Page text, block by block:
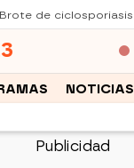
Brote de ciclosporiasis
3
NOTICIAS